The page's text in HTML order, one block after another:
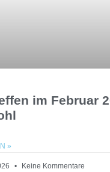
im Februar
»
Keine Kommentare